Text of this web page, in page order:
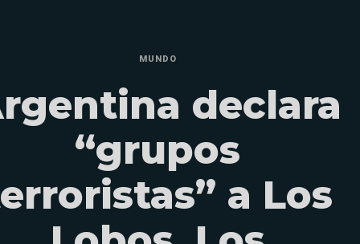
MUNDO
declara
“grupos
a Los